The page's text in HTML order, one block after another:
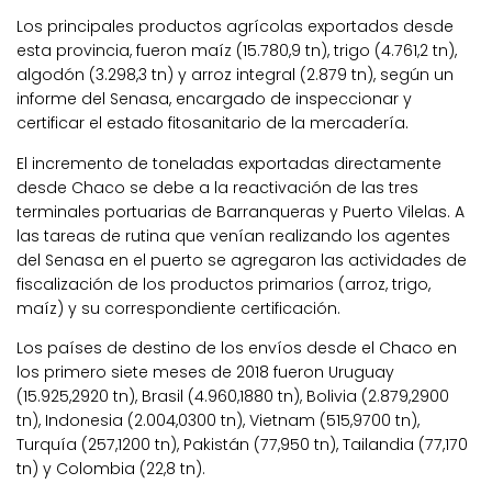
Los principales productos agrícolas exportados desde
esta provincia, fueron maíz (15.780,9 tn), trigo (4.761,2 tn),
algodón (3.298,3 tn) y arroz integral (2.879 tn), según un
informe del Senasa, encargado de inspeccionar y
certificar el estado fitosanitario de la mercadería.
El incremento de toneladas exportadas directamente
desde Chaco se debe a la reactivación de las tres
terminales portuarias de Barranqueras y Puerto Vilelas. A
las tareas de rutina que venían realizando los agentes
del Senasa en el puerto se agregaron las actividades de
fiscalización de los productos primarios (arroz, trigo,
maíz) y su correspondiente certificación.
Los países de destino de los envíos desde el Chaco en
los primero siete meses de 2018 fueron Uruguay
(15.925,2920 tn), Brasil (4.960,1880 tn), Bolivia (2.879,2900
tn), Indonesia (2.004,0300 tn), Vietnam (515,9700 tn),
Turquía (257,1200 tn), Pakistán (77,950 tn), Tailandia (77,170
tn) y Colombia (22,8 tn).